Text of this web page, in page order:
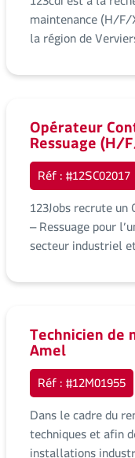
maintenance (H/
la région de
Opérateur
Ressuage
Réf : #12SC02017
123Jobs recrute
– Ressuage pour
secteur industriel
Technicien
Amel
Réf : #12M01955
Dans le cadre du
techniques et afin